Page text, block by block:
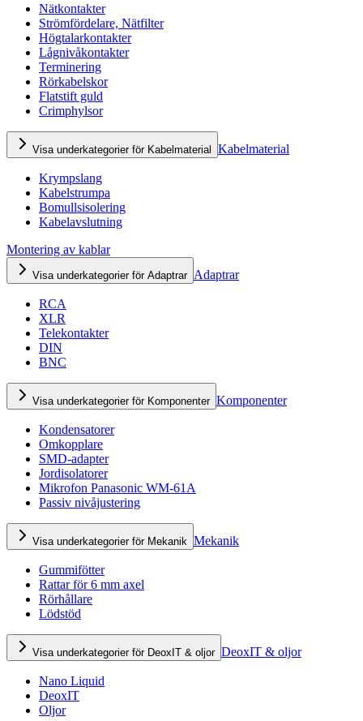
Nätkontakter
Strömfördelare, Nätfilter
Högtalarkontakter
Lågnivåkontakter
Terminering
Rörkabelskor
Flatstift guld
Crimphylsor
Visa underkategorier för Kabelmaterial Kabelmaterial
Krympslang
Kabelstrumpa
Bomullsisolering
Kabelavslutning
Montering av kablar
Visa underkategorier för Adaptrar Adaptrar
RCA
XLR
Telekontakter
DIN
BNC
Visa underkategorier för Komponenter Komponenter
Kondensatorer
Omkopplare
SMD-adapter
Jordisolatorer
Mikrofon Panasonic WM-61A
Passiv nivåjustering
Visa underkategorier för Mekanik Mekanik
Gummifötter
Rattar för 6 mm axel
Rörhållare
Lödstöd
Visa underkategorier för DeoxIT & oljor DeoxIT & oljor
Nano Liquid
DeoxIT
Oljor